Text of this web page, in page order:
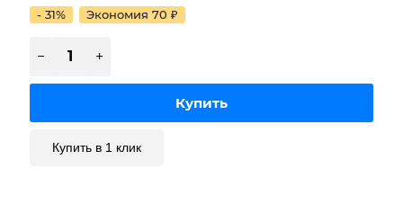
- 31%
Экономия 70 ₽
Купить в 1 клик